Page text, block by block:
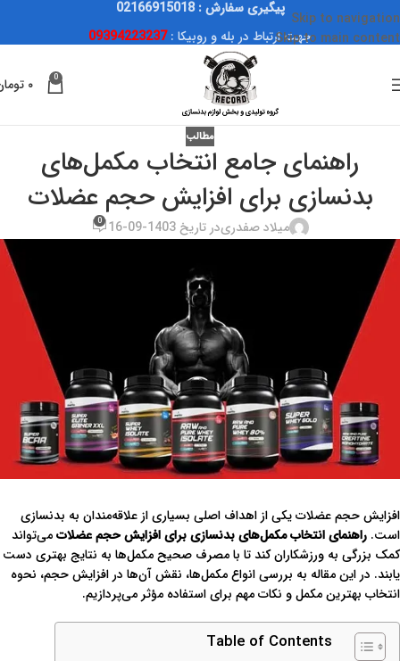
Skip to navigation
Skip to main content
پیگیری سفارش : 02166915018
جهت ارتباط در بله و روبیکا :09394223237
0 ۰
مطالب
راهنمای جامع انتخاب مکمل‌های
بدنسازی برای افزایش حجم عضلات
میلاد صفدریدر تاریخ 1403-09-16 0
افزایش حجم عضلات یکی از اهداف اصلی بسیاری از علاقه‌مندان به بدنسازی
است. راهنمای انتخاب مکمل‌های بدنسازی برای افزایش حجم عضلاتمی‌تواند
کمک بزرگی به ورزشکاران کند تا با مصرف صحیح مکمل‌ها به نتایج بهتری دست
یابند. در این مقاله به بررسی انواع مکمل‌ها، نقش آن‌ها در افزایش حجم، نحوه
انتخاب بهترین مکمل و نکات مهم برای استفاده مؤثر می‌پردازیم.
Table of Contents